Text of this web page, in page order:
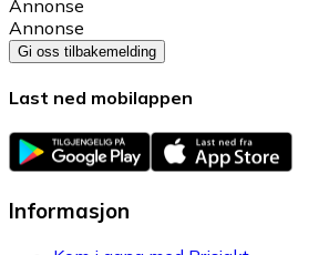
Annonse
Annonse
Gi oss tilbakemelding
Last ned mobilappen
Informasjon